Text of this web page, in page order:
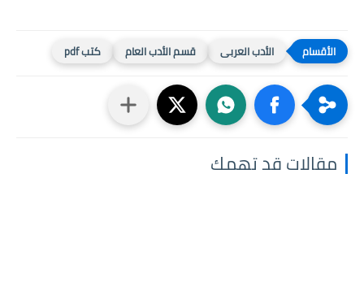
الأدب العربى قسم الأدب العام كتب pdf
مقالات قد تهمك